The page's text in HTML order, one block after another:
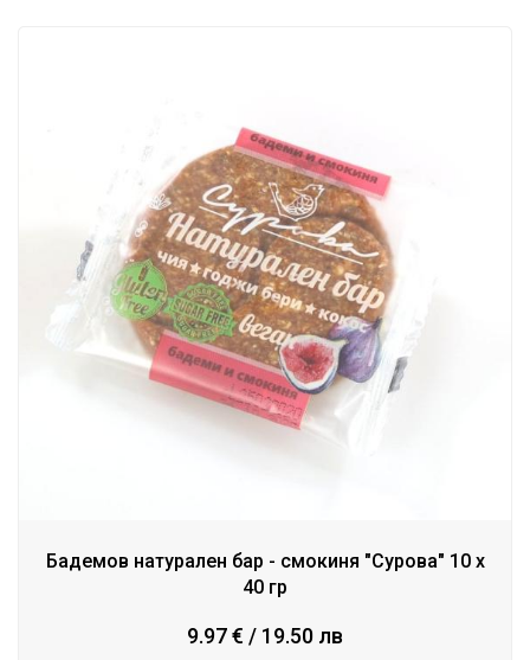
Бадемов натурален бар - смокиня "Сурова" 10 х
40 гр
9.97 € / 19.50 лв